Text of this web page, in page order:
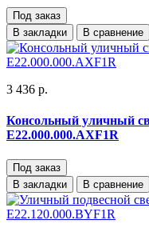
Под заказ
В закладки
В сравнение
3 436 р.
Консольный уличный
E22.000.000.AXF1R
Под заказ
В закладки
В сравнение